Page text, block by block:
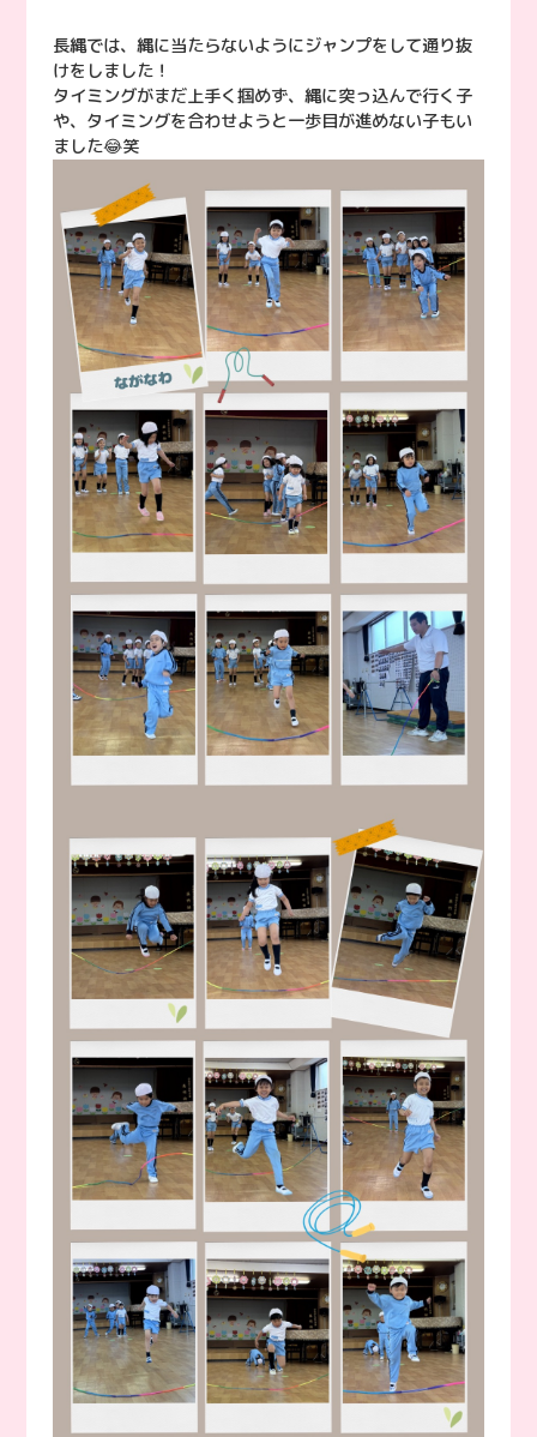
長縄では、縄に当たらないようにジャンプをして通り抜
けをしました！
タイミングがまだ上手く掴めず、縄に突っ込んで行く子
や、タイミングを合わせようと一歩目が進めない子もい
ました😂笑